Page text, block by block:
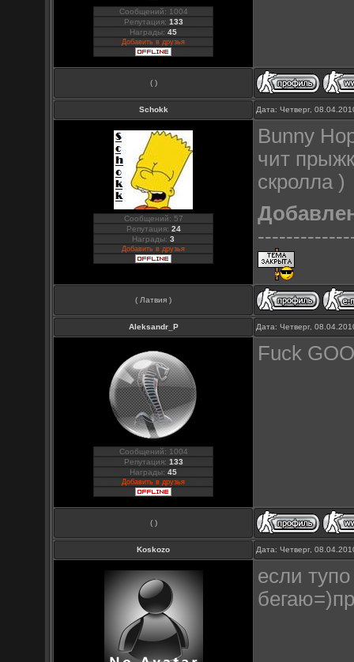
Сообщений: 1004
Репутация: 133
Награды:45
Добавить в друзья
( )
Schokk Дата: Четверг,
Сообщений: 57
Репутация: 24
Награды:3
Добавить в друзья
Bunny
чит
скролла )
( Латвия )
Aleksandr_P Дата: Четверг,
Сообщений: 1004
Репутация: 133
Награды:45
Добавить в друзья
Fuck
( )
Koskozo Дата: Четверг,
если